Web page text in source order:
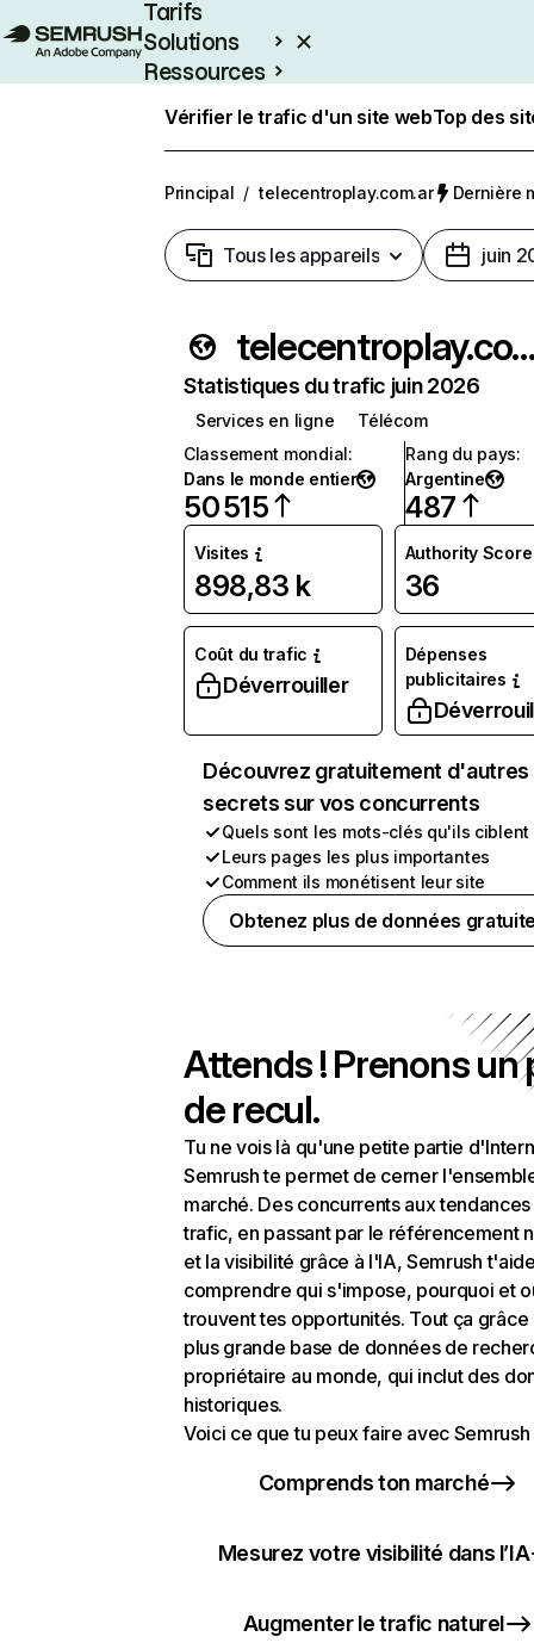
Tarifs
Solutions
Ressources
Vérifier le trafic d'un site webTop des
Principal / telecentroplay.com.ar Dernière
Tous les appareils juin
Statistiques du trafic juin 2026
Services en ligne
Télécom
Classement mondial:
Dans le monde entier
50 515
Rang du pays:
Argentine
487
Visites
898,83 k
Authority Score
36
Coût du trafic
Déverrouiller
Dépenses
publicitaires
Découvrez gratuitement d'autres
secrets sur vos concurrents
Quels sont les mots-clés qu'ils ciblent
Leurs pages les plus importantes
Comment ils monétisent leur site
Obtenez plus de données
Attends ! Prenons un
de recul.
Tu ne vois là qu'une petite partie
Semrush te permet de cerner
marché. Des concurrents aux
trafic, en passant par le référencement
et la visibilité grâce à l'IA, Semrush
comprendre qui s'impose, pourquoi et
trouvent tes opportunités. Tout ça grâce
plus grande base de données de
propriétaire au monde, qui inclut des
historiques.
Voici ce que tu peux faire avec Semrush
Comprends ton marché
Mesurez votre visibilité dans l’IA
Augmenter le trafic naturel